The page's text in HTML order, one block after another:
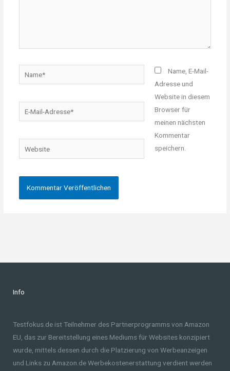
Mail-
Website
Name, E-Mail-
Adresse und
Website in diesem
Browser für
meinen nächsten
Kommentar
speichern.
Info
Testfokus.de ist Teilnehmer des Partnerprogramms von Amazon
EU, das zur Bereitstellung eines Mediums für Websites konzipiert
wurde, mittels dessen durch die Platzierung von Werbeanzeigen
und Links zu Amazon.de Werbekostenerstattung verdient werden